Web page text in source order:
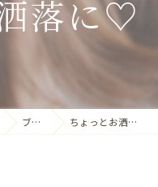
落に♡
ブログ ちょっとお洒落に♡